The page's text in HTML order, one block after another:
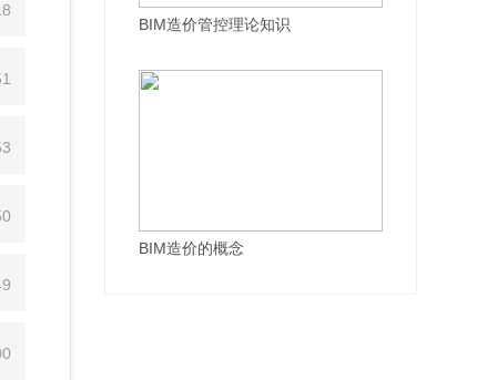
BIM造价管控理论知识
BIM造价的概念